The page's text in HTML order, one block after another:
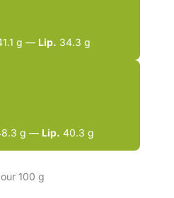
g — Lip. 34.3 g
g — Lip. 40.3 g
100 g